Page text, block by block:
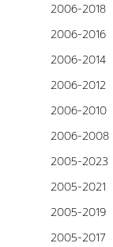
2006-2018
2006-2016
2006-2014
2006-2012
2006-2010
2006-2008
2005-2023
2005-2021
2005-2019
2005-2017